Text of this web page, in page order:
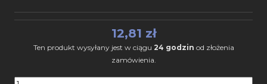
12,81 zł
Ten produkt wysyłany jest w ciągu 24 godzin od złożenia
zamówienia.